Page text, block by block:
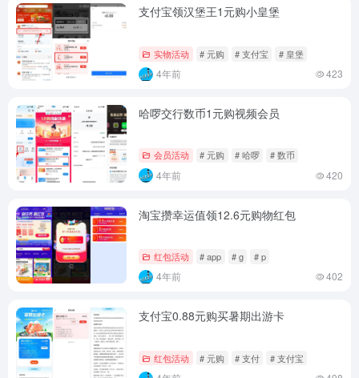
支付宝领汉堡王1元购小皇堡
实物活动 # 元购 # 支付宝 # 皇堡
4年前 423
哈啰交行数币1元购视频会员
会员活动 # 元购 # 哈啰 # 数币
4年前 420
淘宝攒幸运值领12.6元购物红包
红包活动 # app # g # p
4年前 402
支付宝0.88元购买暑期出游卡
红包活动 # 元购 # 支付 # 支付宝